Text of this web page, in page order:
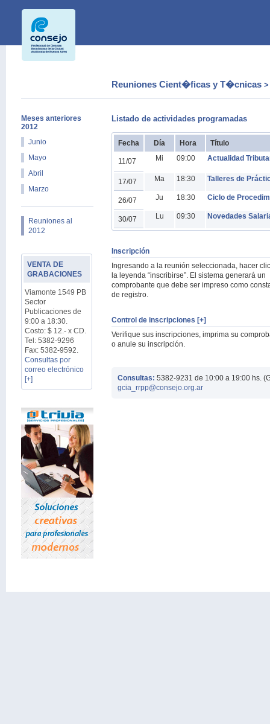
Reuniones Cient�ficas y T�cnicas
Meses anteriores
2012
Junio
Mayo
Abril
Marzo
Reuniones al
2012
VENTA DE
GRABACIONES
Viamonte 1549 PB
Sector
Publicaciones de
9:00 a 18:30.
Costo: $ 12.- x CD.
Tel: 5382-9296
Fax: 5382-9592.
Consultas por
correo electrónico
[+]
Listado de actividades programadas
Fecha Día Hora Título
11/07 Mi 09:00 Actualidad
17/07 Ma 18:30 Talleres de
26/07 Ju 18:30 Ciclo de
30/07 Lu 09:30 Novedades
Inscripción
Ingresando a la reunión seleccionada, hacer
la leyenda “inscribirse”. El sistema generará un
comprobante que debe ser impreso como
de registro.
Control de inscripciones [+]
Verifique sus inscripciones, imprima su
o anule su inscripción.
Consultas: 5382-9231 de 10:00 a 19:00 hs.
gcia_rrpp@consejo.org.ar